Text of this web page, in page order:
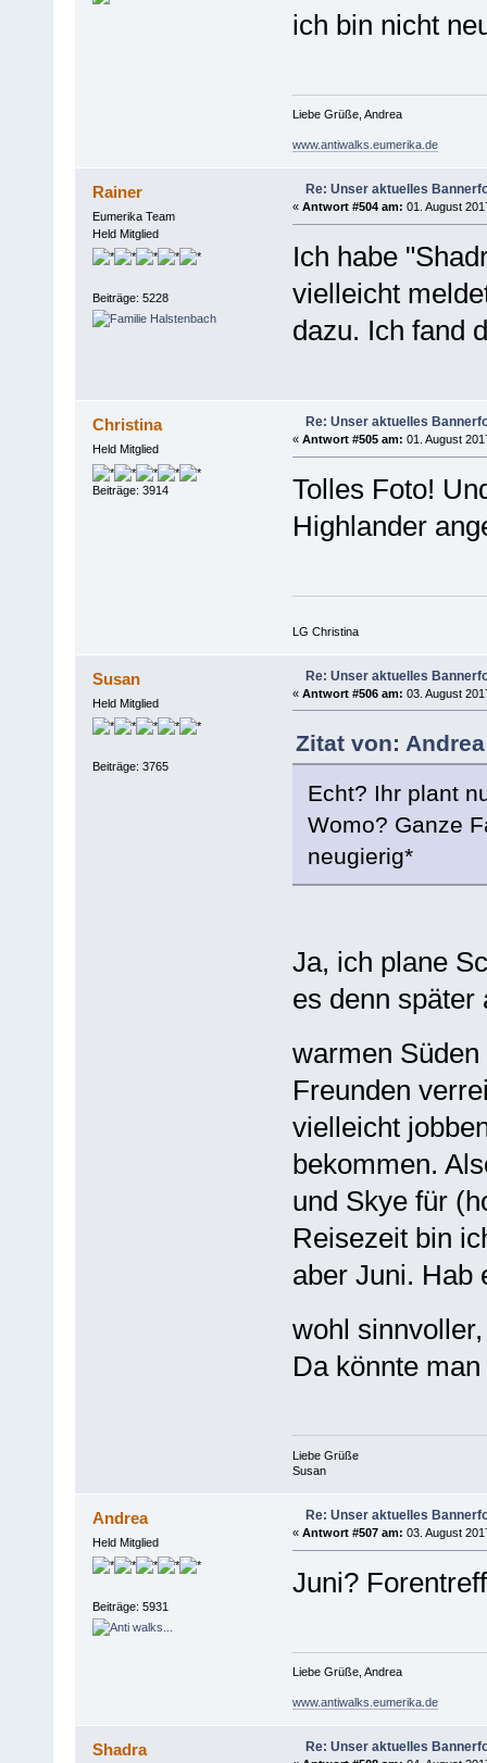
ich bin nicht
Liebe Grüße, Andrea
www.antiwalks.eumerika.de
Rainer
Eumerika Team
Held Mitglied
Beiträge: 5228
Re: Unser aktuelles
« Antwort #504 am: 01. August
Ich habe
vielleicht
dazu. Ich fand
Christina
Held Mitglied
Beiträge: 3914
Re: Unser aktuelles
« Antwort #505 am: 01. August
Tolles Foto!
Highlander
LG Christina
Susan
Held Mitglied
Beiträge: 3765
Re: Unser aktuelles
« Antwort #506 am: 03. August
Zitat von:
Echt? Ihr plant
Womo? Ganze
neugierig*
Ja, ich plane
es denn später
warmen
Freunden
vielleicht
bekommen.
und Skye für
Reisezeit bin
aber Juni. Hab
wohl
Da könnte
Liebe Grüße
Susan
Andrea
Held Mitglied
Beiträge: 5931
Re: Unser aktuelles
« Antwort #507 am: 03. August
Juni?
Liebe Grüße, Andrea
www.antiwalks.eumerika.de
Shadra Re: Unser aktuelles